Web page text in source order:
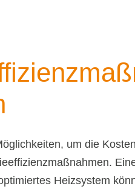
um die
Heizsystem